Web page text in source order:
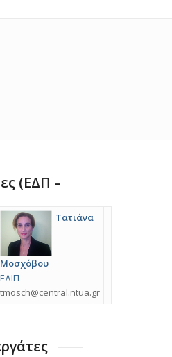
(ΕΔΠ –
Τατιάνα
Μοσχόβου
ΕΔΙΠ
tmosch@central.ntua.gr